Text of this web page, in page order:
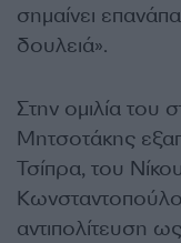
σημαίνει
δουλειά».
Στην ομιλία του
Μητσοτάκης
Τσίπρα, του
αντιπολίτευση